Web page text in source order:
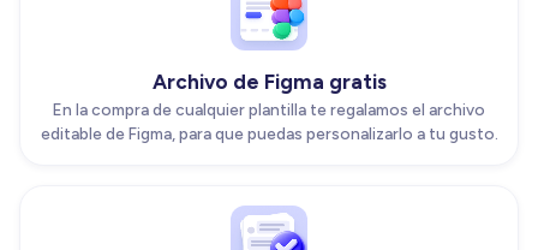
Archivo de Figma gratis
En la compra de cualquier plantilla te regalamos el archivo
editable de Figma, para que puedas personalizarlo a tu gusto.